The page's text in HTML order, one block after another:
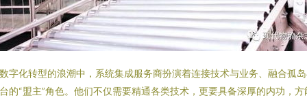
字化转型的浪潮中，系统集成服务商扮演着连接技术与业务、融合孤
的“盟主”角色。他们不仅需要精通各类技术，更要具备深厚的内功，方